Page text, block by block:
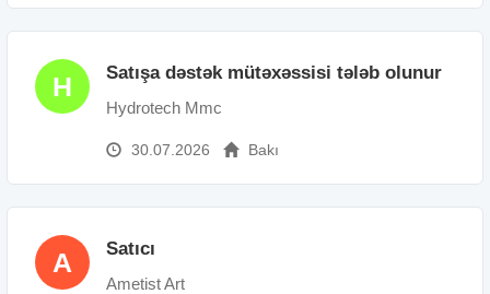
H Satışa dəstək mütəxəssisi tələb olunur
Hydrotech Mmc
30.07.2026 Bakı
A Satıcı
Ametist Art